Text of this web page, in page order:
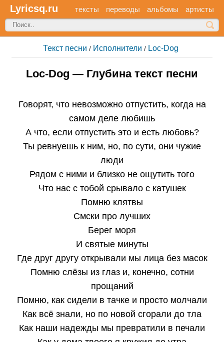
Lyricsq.ru тексты переводы альбомы артисты
Текст песни / Исполнители / Loc-Dog
Loc-Dog — Глубина текст песни
Говорят, что невозможно отпустить, когда на
самом деле любишь
А что, если отпустить это и есть любовь?
Ты ревнуешь к ним, но, по сути, они чужие
люди
Рядом с ними и близко не ощутить того
Что нас с тобой срывало с катушек
Помню клятвы
Смски про лучших
Берег моря
И святые минуты
Где друг другу открывали мы лица без масок
Помню слёзы из глаз и, конечно, сотни
прощаний
Помню, как сидели в тачке и просто молчали
Как всё знали, но по новой сгорали до тла
Как наши надежды мы превратили в печали